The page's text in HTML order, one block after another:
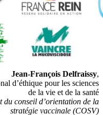
Jean-François Delfraissy,
d’éthique pour les sciences
de la vie et de la santé
conseil d’orientation de la
stratégie vaccinale (COSV)